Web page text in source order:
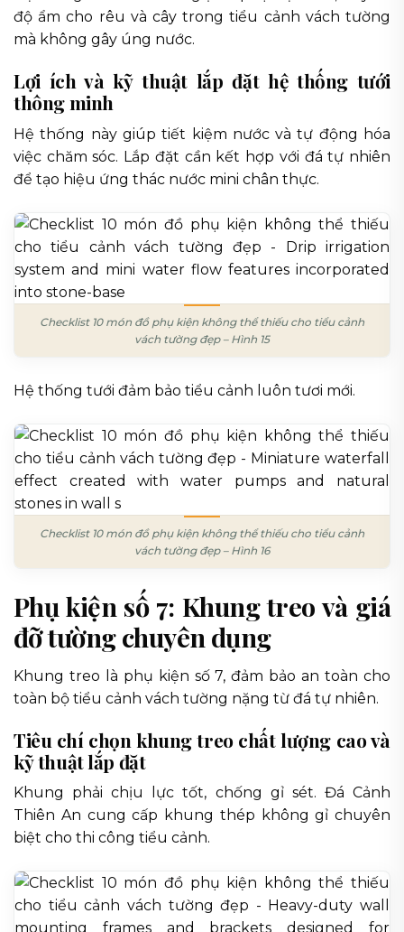
độ ẩm cho rêu và cây trong tiểu cảnh vách tường
mà không gây úng nước.
Lợi ích và kỹ thuật lắp đặt hệ thống tưới
thông minh
Hệ thống này giúp tiết kiệm nước và tự động hóa
việc chăm sóc. Lắp đặt cần kết hợp với đá tự nhiên
để tạo hiệu ứng thác nước mini chân thực.
Checklist 10 món đồ phụ kiện không thể thiếu cho tiểu cảnh
vách tường đẹp – Hình 15
Hệ thống tưới đảm bảo tiểu cảnh luôn tươi mới.
Checklist 10 món đồ phụ kiện không thể thiếu cho tiểu cảnh
vách tường đẹp – Hình 16
Phụ kiện số 7: Khung treo và giá
đỡ tường chuyên dụng
Khung treo là phụ kiện số 7, đảm bảo an toàn cho
toàn bộ tiểu cảnh vách tường nặng từ đá tự nhiên.
Tiêu chí chọn khung treo chất lượng cao và
kỹ thuật lắp đặt
Khung phải chịu lực tốt, chống gỉ sét. Đá Cảnh
Thiên An cung cấp khung thép không gỉ chuyên
biệt cho thi công tiểu cảnh.